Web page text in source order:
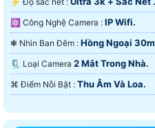
⚛️ Công Nghệ Camera : IP Wifi.
❃ Nhìn Ban Đêm : Hồng Ngoại
🗜️ Loại Camera 2 Mắt Trong Nhà.
️⌘ Điểm Nỗi Bật : Thu Âm Và Loa.